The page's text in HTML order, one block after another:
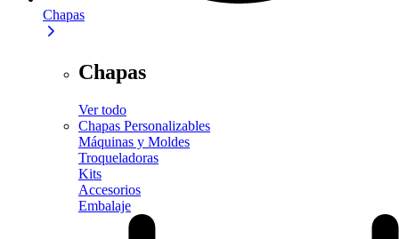
Chapas
Chapas
Ver todo
Chapas Personalizables
Máquinas y Moldes
Troqueladoras
Kits
Accesorios
Embalaje